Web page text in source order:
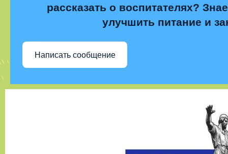
рассказать о воспитателях?
улучшить питание и
Написать сообщение